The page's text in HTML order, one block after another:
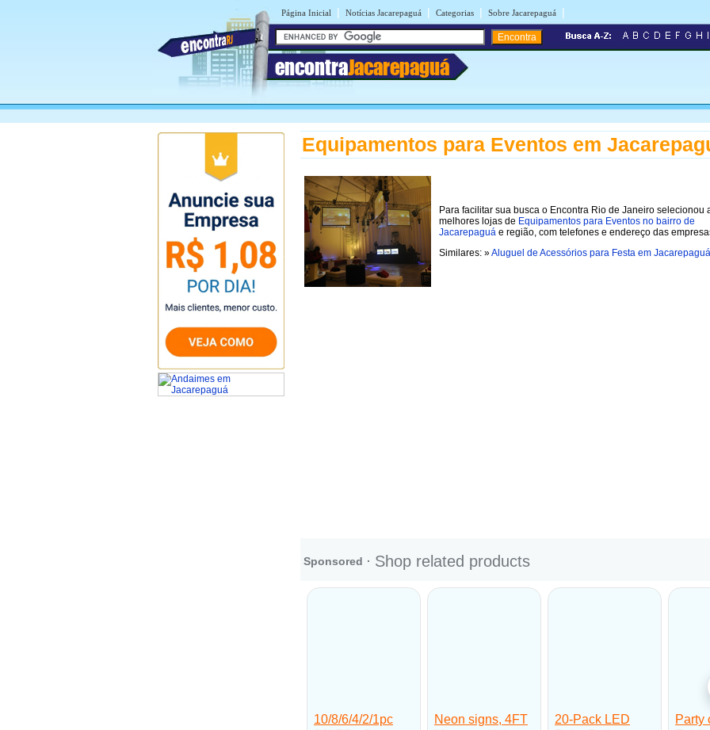
Página Inicial | Notícias Jacarepaguá | Categorias | Sobre Jacarepaguá |
encontraJacarepaguá
Equipamentos para Eventos em
Para facilitar sua busca o Encontra Rio de Janeiro selecionou
melhores lojas de Equipamentos para Eventos no bairro de
Jacarepaguá e região, com telefones e endereço das
Similares: »Aluguel de Acessórios para Festa em Jacarepaguá